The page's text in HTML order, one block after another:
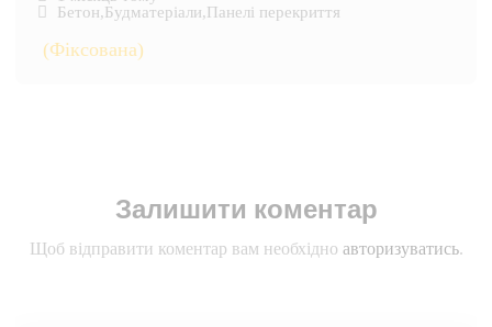
Бетон,Будматеріали,Панелі перекриття
(Фіксована)
Залишити коментар
Щоб відправити коментар вам необхідно авторизуватись.